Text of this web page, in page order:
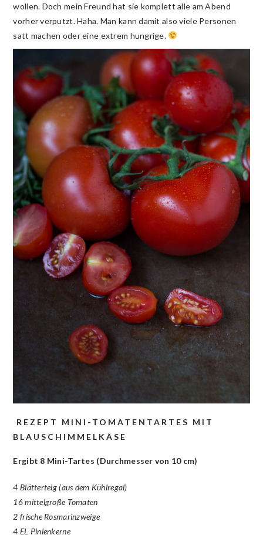
wollen. Doch mein Freund hat sie komplett alle am Abend
vorher verputzt. Haha. Man kann damit also viele Personen
satt machen oder eine extrem hungrige.
REZEPT MINI-TOMATENTARTES MIT
BLAUSCHIMMELKÄSE
Ergibt 8 Mini-Tartes (Durchmesser von 10 cm)
4 Blätterteig (aus dem Kühlregal)
16 mittelgroße Tomaten
2 frische Rosmarinzweige
4 EL Pinienkerne